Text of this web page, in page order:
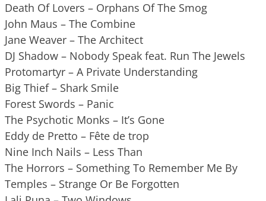
Death Of Lovers – Orphans Of The Smog
John Maus – The Combine
Jane Weaver – The Architect
DJ Shadow – Nobody Speak feat. Run The Jewels
Protomartyr – A Private Understanding
Big Thief – Shark Smile
Forest Swords – Panic
The Psychotic Monks – It’s Gone
Eddy de Pretto – Fête de trop
Nine Inch Nails – Less Than
The Horrors – Something To Remember Me By
Temples – Strange Or Be Forgotten